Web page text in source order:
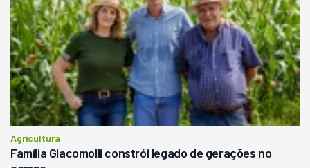
Agricultura
Família Giacomolli constrói legado de gerações no